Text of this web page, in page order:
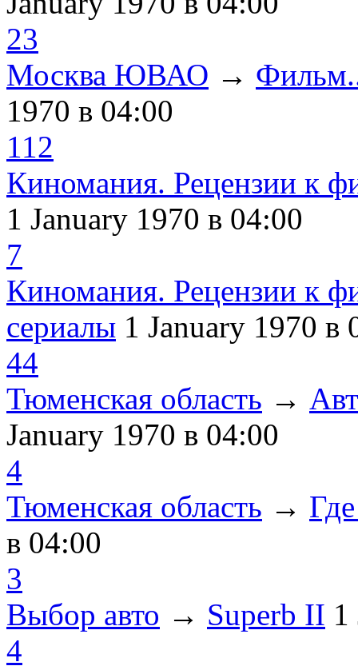
23
Москва ЮВАО →
1970 в 04:00
112
Киномания. Рецензии к
1 January 1970 в 04:00
7
Киномания. Рецензии к
сериалы 1 January 1970 в
44
Тюменская область →
January 1970 в 04:00
4
Тюменская область →
в 04:00
3
Выбор авто → Superb II
4